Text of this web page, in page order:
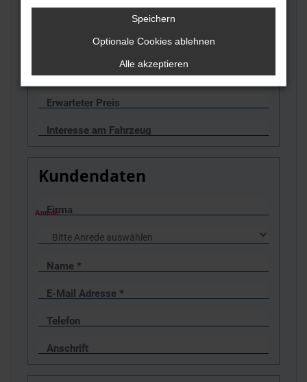
Kilometerstand*
Fahrgestell-Nr., FIN, VIN*
Erwarteter Preis
Interesse am Fahrzeug
Kundendaten
Firma
Anrede*
Name *
E-Mail Adresse *
Telefon
Anschrift
Speichern
Optionale Cookies ablehnen
Alle akzeptieren